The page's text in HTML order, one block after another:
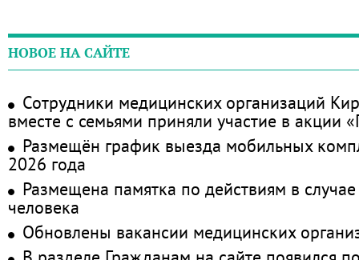
НОВОЕ НА САЙТЕ
Сотрудники медицинских организаций
вместе с семьями приняли участие в акции
Размещён график выезда мобильных
2026 года
Размещена памятка по действиям в
человека
Обновлены вакансии медицинских